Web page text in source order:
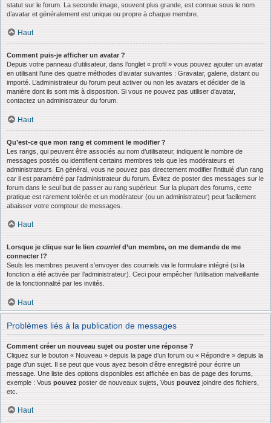
statut sur le forum. La seconde image, souvent plus grande, est connue sous le nom
d’avatar et généralement est unique ou propre à chaque membre.
Haut
Comment puis-je afficher un avatar ?
Depuis votre panneau d’utilisateur, dans l’onglet « profil » vous pouvez ajouter un avatar
en utilisant l’une des quatre méthodes d’avatar suivantes : Gravatar, galerie, distant ou
importé. L’administrateur du forum peut activer ou non les avatars et décider de la
manière dont ils sont mis à disposition. Si vous ne pouvez pas utiliser d’avatar,
contactez un administrateur du forum.
Haut
Qu’est-ce que mon rang et comment le modifier ?
Les rangs, qui peuvent être associés au nom d’utilisateur, indiquent le nombre de
messages postés ou identifient certains membres tels que les modérateurs et
administrateurs. En général, vous ne pouvez pas directement modifier l’intitulé d’un rang
car il est paramétré par l’administrateur du forum. Évitez de poster des messages sur le
forum dans le seul but de passer au rang supérieur. Sur la plupart des forums, cette
pratique est rarement tolérée et un modérateur (ou un administrateur) peut facilement
abaisser votre compteur de messages.
Haut
Lorsque je clique sur le lien courrield’un membre, on me demande de me
connecter !?
Seuls les membres peuvent s’envoyer des courriels via le formulaire intégré (si la
fonction a été activée par l’administrateur). Ceci pour empêcher l’utilisation malveillante
de la fonctionnalité par les invités.
Haut
Problèmes liés à la publication de messages
Comment créer un nouveau sujet ou poster une réponse ?
Cliquez sur le bouton « Nouveau » depuis la page d’un forum ou « Répondre » depuis la
page d’un sujet. Il se peut que vous ayez besoin d’être enregistré pour écrire un
message. Une liste des options disponibles est affichée en bas de page des forums,
exemple : Vous pouvez poster de nouveaux sujets, Vous pouvez joindre des fichiers,
etc.
Haut